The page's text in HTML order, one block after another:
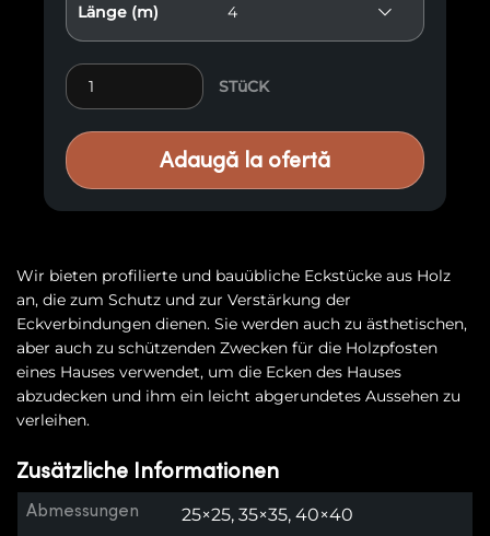
Länge (m)
Holzwinkelleiste V Menge
STüCK
Adaugă la ofertă
Wir bieten profilierte und bauübliche Eckstücke aus Holz
an, die zum Schutz und zur Verstärkung der
Eckverbindungen dienen. Sie werden auch zu ästhetischen,
aber auch zu schützenden Zwecken für die Holzpfosten
eines Hauses verwendet, um die Ecken des Hauses
abzudecken und ihm ein leicht abgerundetes Aussehen zu
verleihen.
Zusätzliche Informationen
Abmessungen 25×25, 35×35, 40×40